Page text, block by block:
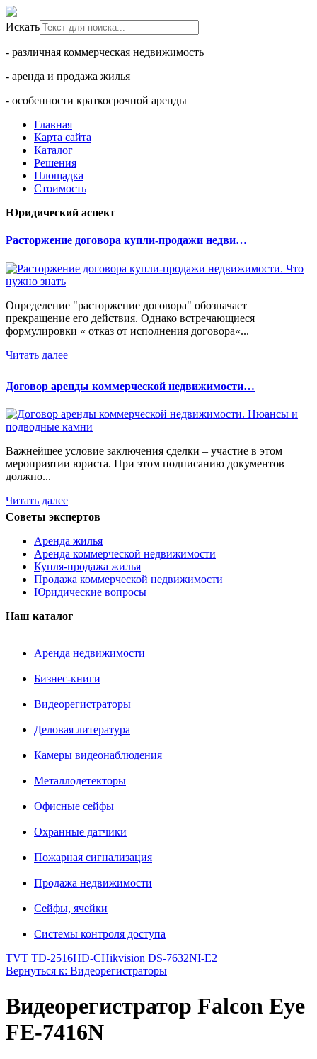
Искать
- различная коммерческая недвижимость
- аренда и продажа жилья
- особенности краткосрочной аренды
Главная
Карта сайта
Каталог
Решения
Площадка
Стоимость
Юридический аспект
Расторжение договора купли-продажи недви…
Определение "расторжение договора" обозначает
прекращение его действия. Однако встречающиеся
формулировки « отказ от исполнения договора«...
Читать далее
Договор аренды коммерческой недвижимости…
Важнейшее условие заключения сделки – участие в этом
мероприятии юриста. При этом подписанию документов
должно...
Читать далее
Советы экспертов
Аренда жилья
Аренда коммерческой недвижимости
Купля-продажа жилья
Продажа коммерческой недвижимости
Юридические вопросы
Наш каталог
Аренда недвижимости
Бизнес-книги
Видеорегистраторы
Деловая литература
Камеры видеонаблюдения
Металлодетекторы
Офисные сейфы
Охранные датчики
Пожарная сигнализация
Продажа недвижимости
Сейфы, ячейки
Системы контроля доступа
TVT TD-2516HD-CHikvision DS-7632NI-E2
Вернуться к: Видеорегистраторы
Видеорегистратор Falcon Eye
FE-7416N